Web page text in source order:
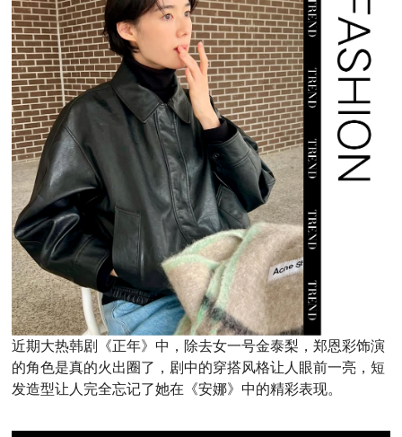
近期大热韩剧《正年》中，除去女一号金泰梨，郑恩彩饰演
的角色是真的火出圈了，剧中的穿搭风格让人眼前一亮，短
发造型让人完全忘记了她在《安娜》中的精彩表现。